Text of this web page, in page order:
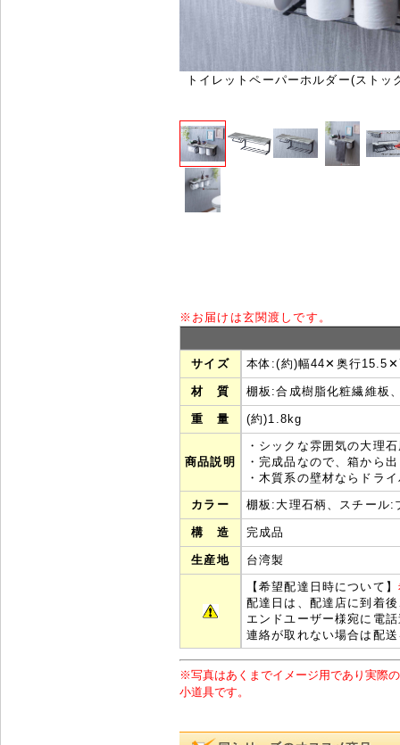
トイレットペーパーホルダー(スト
※ お届けは玄関渡しです。
サイズ 本体:(約)幅44✕奥行
材 質 棚板:合成樹脂化粧繊維板
重 量 (約)1.8kg
商品説明
・シックな雰囲気の大理
・完成品なので、箱から
・木質系の壁材ならドラ
カラー
棚板:大理石柄、スチール:
構 造 完成品
生産地
台湾製
【希望配達日時について】
配達日は、配達店に到着
エンドユーザー様宛に電
連絡が取れない場合は配
※写真はあくまでイメージ用であり実際
小道具です。